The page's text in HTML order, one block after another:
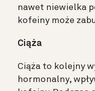
nawet niewielka
kofeiny może
Ciąża
Ciąża to kolejny
hormonalny,